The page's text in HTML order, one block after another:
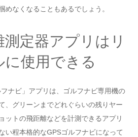
めなくなることもあるでしょう。
測定器アプリはリ
に使用できる
フナビ」アプリは、ゴルフナビ専用機の
、グリーンまでどれぐらいの残りヤー
ットの飛距離などを計測できるアプリ
い程本格的なGPSゴルフナビになって